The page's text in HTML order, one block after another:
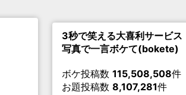
3秒で笑える大喜利サービス
写真で一言ボケて(bokete)
ボケ投稿数 115,508,508件
お題投稿数 8,107,281件